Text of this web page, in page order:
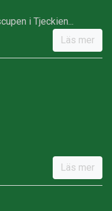
i Tjeckien...
Läs mer
Läs mer